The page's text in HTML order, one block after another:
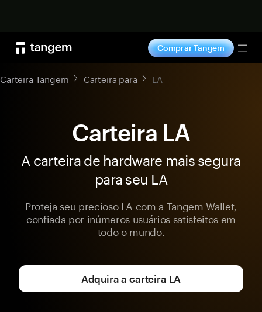
Comprar Tangem
Carteira Tangem Carteira para LA
Carteira LA
A carteira de hardware mais segura
para seu LA
Proteja seu precioso LA com a Tangem Wallet,
confiada por inúmeros usuários satisfeitos em
todo o mundo.
Adquira a carteira LA